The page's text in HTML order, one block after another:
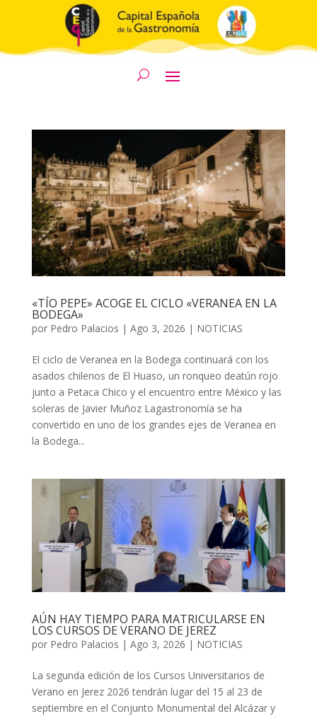
«TÍO PEPE» ACOGE EL CICLO «VERANEA EN LA
BODEGA»
por Pedro Palacios | Ago 3, 2026 | NOTICIAS
El ciclo de Veranea en la Bodega continuará con los
asados chilenos de El Huaso, un ronqueo deatún rojo
junto a Petaca Chico y el encuentro entre México y las
soleras de Javier Muñoz Lagastronomía se ha
convertido en uno de los grandes ejes de Veranea en
la Bodega...
AÚN HAY TIEMPO PARA MATRICULARSE EN
LOS CURSOS DE VERANO DE JEREZ
por Pedro Palacios | Ago 3, 2026 | NOTICIAS
La segunda edición de los Cursos Universitarios de
Verano en Jerez 2026 tendrán lugar del 15 al 23 de
septiembre en el Conjunto Monumental del Alcázar y